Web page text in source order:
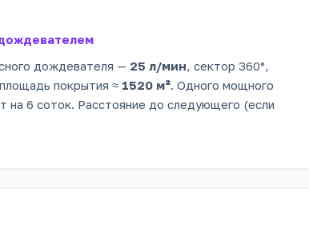
дождевателя — 25 л/мин, сектор 360°,
покрытия ≈ 1520 м². Одного мощного
на 6 соток. Расстояние до следующего (если